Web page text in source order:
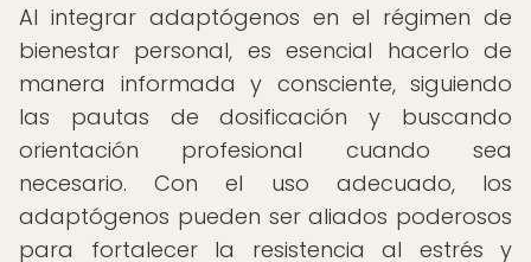
Al integrar adaptógenos en el régimen de
bienestar personal, es esencial hacerlo de
manera informada y consciente, siguiendo
las pautas de dosificación y buscando
orientación profesional cuando sea
necesario. Con el uso adecuado, los
adaptógenos pueden ser aliados poderosos
para fortalecer la resistencia al estrés y